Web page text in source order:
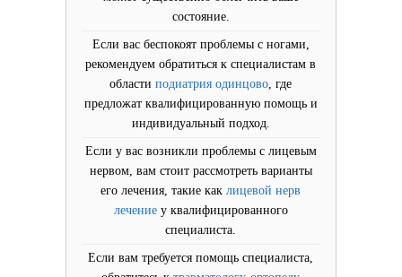
состояние.
Если вас беспокоят проблемы с ногами,
рекомендуем обратиться к специалистам в
областиподиатрия одинцово , где
предложат квалифицированную помощь и
индивидуальный подход.
Если у вас возникли проблемы с лицевым
нервом, вам стоит рассмотреть варианты
его лечения, такие каклицевой нерв
лечениеу квалифицированного
специалиста.
Если вам требуется помощь специалиста,